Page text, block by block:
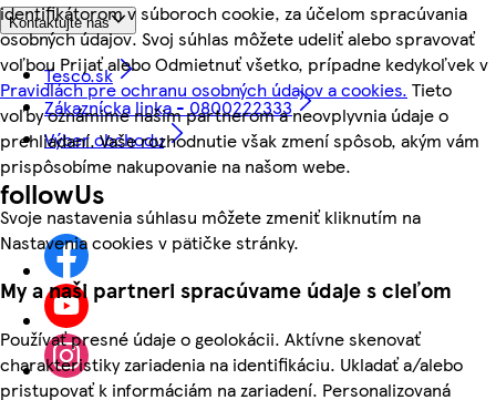
identifikátorom v súboroch cookie, za účelom spracúvania
osobných údajov. Svoj súhlas môžete udeliť alebo spravovať
voľbou Prijať alebo Odmietnuť všetko, prípadne kedykoľvek v
Pravidlách pre ochranu osobných údajov a cookies. Tieto
voľby oznámime našim partnerom a neovplyvnia údaje o
prehliadaní. Vaše rozhodnutie však zmení spôsob, akým vám
prispôsobíme nakupovanie na našom webe.
Svoje nastavenia súhlasu môžete zmeniť kliknutím na
Nastavenia cookies v pätičke stránky.
My a naši partneri spracúvame údaje s cieľom
Používať presné údaje o geolokácii. Aktívne skenovať
charakteristiky zariadenia na identifikáciu. Ukladať a/alebo
pristupovať k informáciám na zariadení. Personalizovaná
Kontaktujte nás
Tesco.sk
Zákaznícka linka - 0800222333
Výber obchodu
followUs